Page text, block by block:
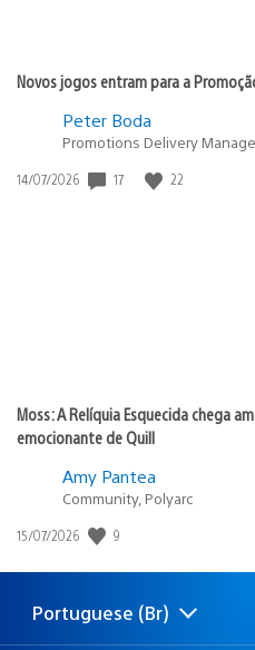
Novos jogos entram para a
Peter Boda
Promotions Delivery
Data
14/07/2026 17 22
Moss: A Relíquia Esquecida chega
emocionante de Quill
Amy Pantea
Community, Polyarc
Data
publicação:
15/07/2026 9
Selecione
uma
Região
atual:
Portuguese (Br)